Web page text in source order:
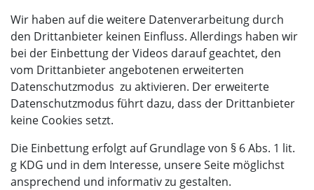
Wir haben auf die weitere Datenverarbeitung durch
den Drittanbieter keinen Einfluss. Allerdings haben wir
bei der Einbettung der Videos darauf geachtet, den
vom Drittanbieter angebotenen erweiterten
Datenschutzmodus zu aktivieren. Der erweiterte
Datenschutzmodus führt dazu, dass der Drittanbieter
keine Cookies setzt.
Die Einbettung erfolgt auf Grundlage von § 6 Abs. 1 lit.
g KDG und in dem Interesse, unsere Seite möglichst
ansprechend und informativ zu gestalten.